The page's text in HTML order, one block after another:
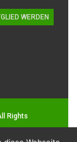
WERDEN
Rights